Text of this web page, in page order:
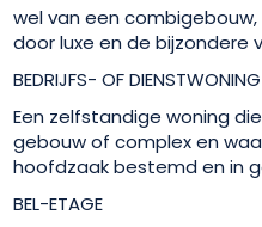
wel van een
door luxe en de bijzondere
BEDRIJFS- OF DIENSTWONING
Een zelfstandige woning
gebouw of complex en
hoofdzaak bestemd en in
BEL-ETAGE